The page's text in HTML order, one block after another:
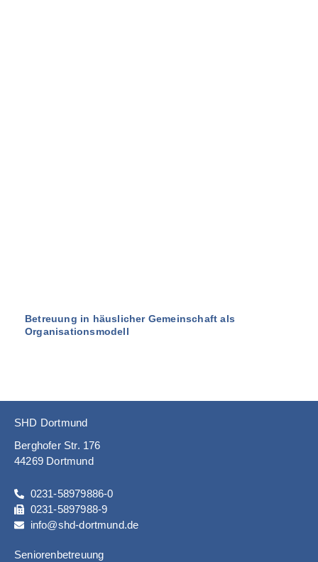
Betreuung in häuslicher Gemeinschaft als
Organisationsmodell
SHD Dortmund
Berghofer Str. 176
44269 Dortmund
0231-58979886-0
0231-5897988-9
info@shd-dortmund.de
Seniorenbetreuung